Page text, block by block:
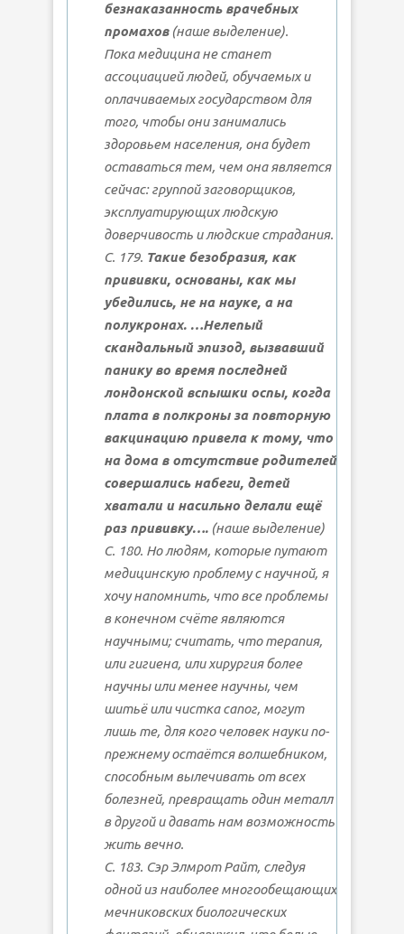
безнаказанность врачебных
промахов(наше выделение).
Пока медицина не станет
ассоциацией людей, обучаемых и
оплачиваемых государством для
того, чтобы они занимались
здоровьем населения, она будет
оставаться тем, чем она является
сейчас: группой заговорщиков,
эксплуатирующих людскую
доверчивость и людские страдания.
С. 179. Такие безобразия, как
прививки, основаны, как мы
убедились, не на науке, а на
полукронах. …Нелепый
скандальный эпизод, вызвавший
панику во время последней
лондонской вспышки оспы, когда
плата в полкроны за повторную
вакцинацию привела к тому, что
на дома в отсутствие родителей
совершались набеги, детей
хватали и насильно делали ещё
раз прививку…. (наше выделение)
С. 180. Но людям, которые путают
медицинскую проблему с научной, я
хочу напомнить, что все проблемы
в конечном счёте являются
научными; считать, что терапия,
или гигиена, или хирургия более
научны или менее научны, чем
шитьё или чистка сапог, могут
лишь те, для кого человек науки по-
прежнему остаётся волшебником,
способным вылечивать от всех
болезней, превращать один металл
в другой и давать нам возможность
жить вечно.
С. 183. Сэр Элмрот Райт, следуя
одной из наиболее многообещающих
мечниковских биологических